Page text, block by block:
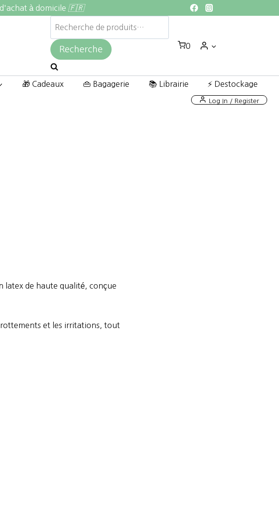
à domicile 🇫🇷
Recherche
pour :
Recherche 0
🎁 Cadeaux 👜 Bagagerie 📚 Librairie ⚡ Destockage
Log In / Register
latex de haute qualité, conçue
et les irritations, tout